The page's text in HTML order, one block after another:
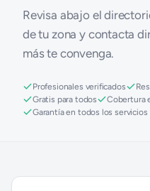
Revisa abajo el
de tu zona y contacta
más te convenga.
Profesionales verificados
Gratis para todos
Cobertura
Garantía en todos los servicios
Plomeros disponibles en